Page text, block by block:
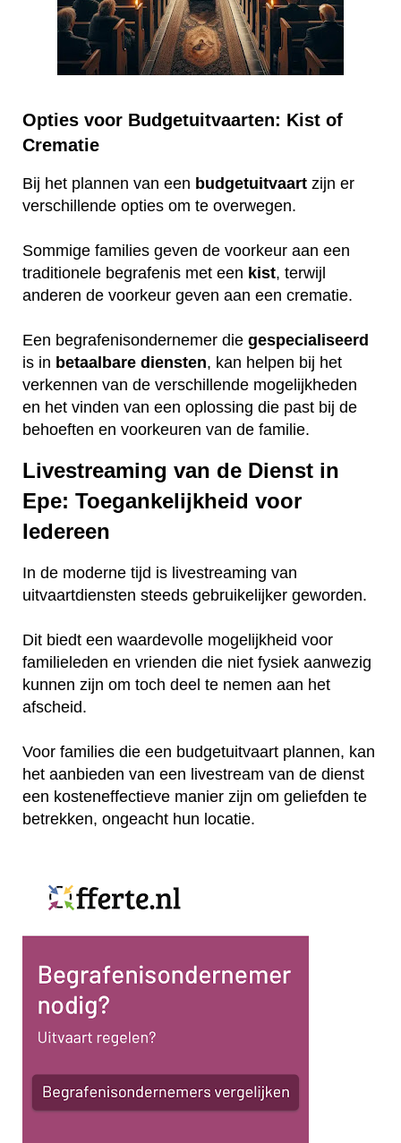
Opties voor Budgetuitvaarten: Kist of
Crematie
Bij het plannen van een budgetuitvaart zijn er
verschillende opties om te overwegen.
Sommige families geven de voorkeur aan een
traditionele begrafenis met een kist, terwijl
anderen de voorkeur geven aan een crematie.
Een begrafenisondernemer die gespecialiseerd
is in betaalbare diensten, kan helpen bij het
verkennen van de verschillende mogelijkheden
en het vinden van een oplossing die past bij de
behoeften en voorkeuren van de familie.
Livestreaming van de Dienst in
Epe: Toegankelijkheid voor
Iedereen
In de moderne tijd is livestreaming van
uitvaartdiensten steeds gebruikelijker geworden.
Dit biedt een waardevolle mogelijkheid voor
familieleden en vrienden die niet fysiek aanwezig
kunnen zijn om toch deel te nemen aan het
afscheid.
Voor families die een budgetuitvaart plannen, kan
het aanbieden van een livestream van de dienst
een kosteneffectieve manier zijn om geliefden te
betrekken, ongeacht hun locatie.